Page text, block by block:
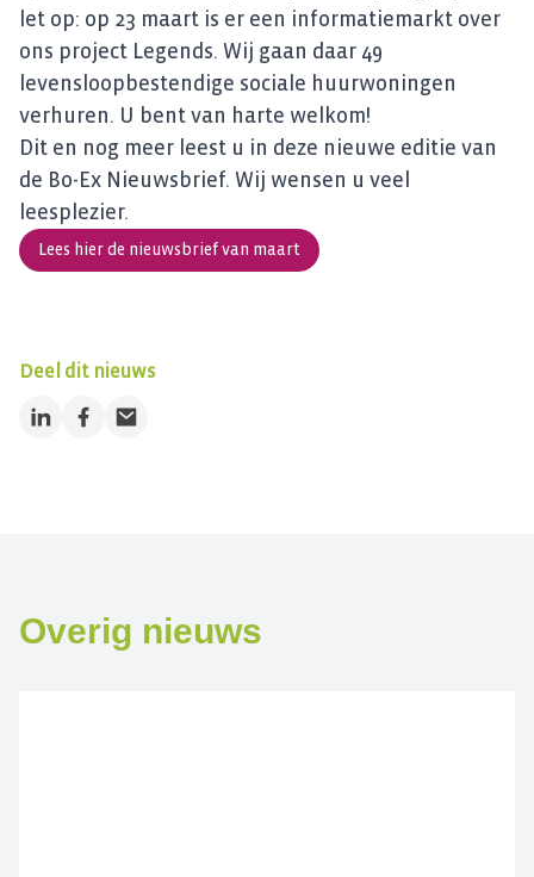
let op: op 23 maart is er een informatiemarkt over
ons project Legends. Wij gaan daar 49
levensloopbestendige sociale huurwoningen
verhuren. U bent van harte welkom!
Dit en nog meer leest u in deze nieuwe editie van
de Bo-Ex Nieuwsbrief. Wij wensen u veel
leesplezier.
Lees hier de nieuwsbrief van maart
Deel dit nieuws
LinkedInFacebook
Email
Overig nieuws